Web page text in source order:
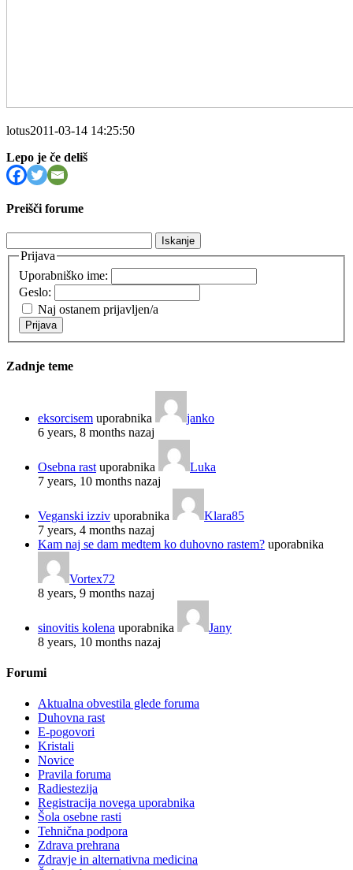
lotus2011-03-14 14:25:50
Lepo je če deliš
Preišči forume
Prijava
Uporabniško ime:
Geslo:
Naj ostanem prijavljen/a
Prijava
Zadnje teme
eksorcisem uporabnika
janko
6 years, 8 months nazaj
Osebna rast uporabnika
Luka
7 years, 10 months nazaj
Veganski izziv uporabnika
Klara85
7 years, 4 months nazaj
Kam naj se dam medtem ko duhovno rastem? uporabnika
Vortex72
8 years, 9 months nazaj
sinovitis kolena uporabnika
Jany
8 years, 10 months nazaj
Forumi
Aktualna obvestila glede foruma
Duhovna rast
E-pogovori
Kristali
Novice
Pravila foruma
Radiestezija
Registracija novega uporabnika
Šola osebne rasti
Tehnična podpora
Zdrava prehrana
Zdravje in alternativna medicina